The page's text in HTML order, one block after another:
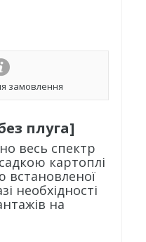
замовлення
плуга]
весь спектр
картоплі
встановленої
необхідності
на